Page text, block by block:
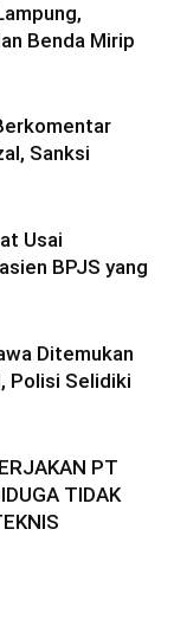
Benda Mirip
Sanksi
Usai
BPJS yang
Ditemukan
Polisi Selidiki
PT
TIDAK